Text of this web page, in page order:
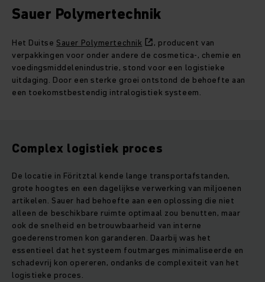
Sauer Polymertechnik
Het Duitse Sauer Polymertechnik
, producent van
verpakkingen voor onder andere de cosmetica-, chemie en
voedingsmiddelenindustrie, stond voor een logistieke
uitdaging. Door een sterke groei ontstond de behoefte aan
een toekomstbestendig intralogistiek systeem.
Complex logistiek proces
De locatie in Föritztal kende lange transportafstanden,
grote hoogtes en een dagelijkse verwerking van miljoenen
artikelen. Sauer had behoefte aan een oplossing die niet
alleen de beschikbare ruimte optimaal zou benutten, maar
ook de snelheid en betrouwbaarheid van interne
goederenstromen kon garanderen. Daarbij was het
essentieel dat het systeem foutmarges minimaliseerde en
schadevrij kon opereren, ondanks de complexiteit van het
logistieke proces.